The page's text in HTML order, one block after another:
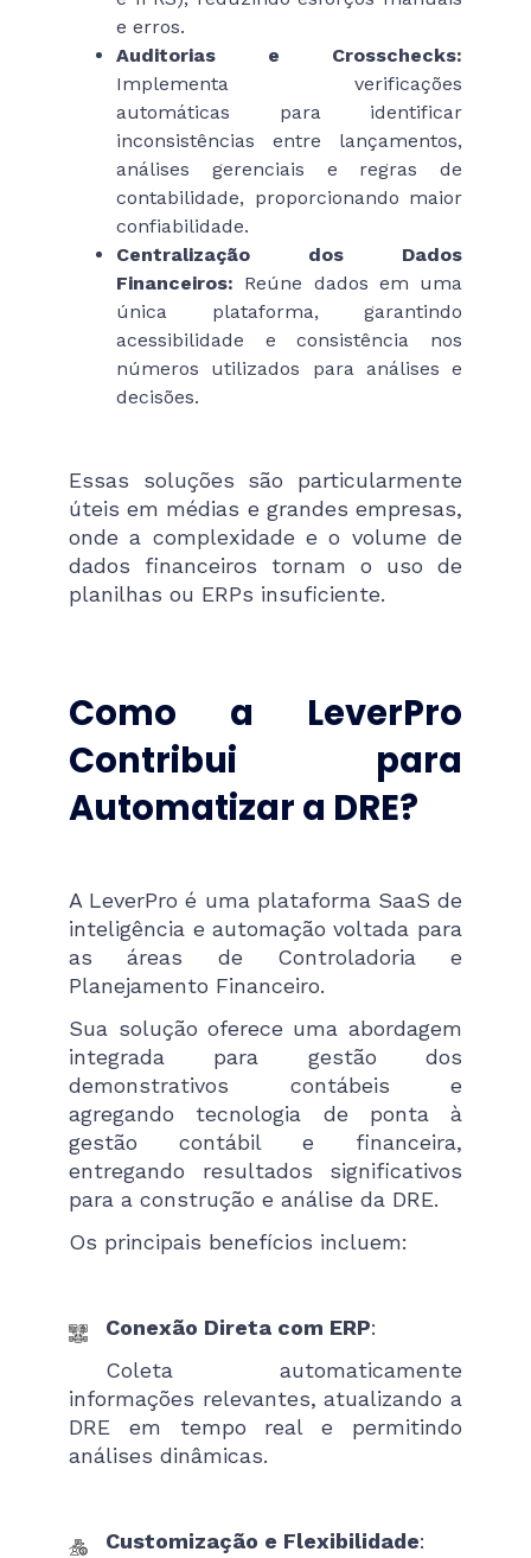
e erros.
Auditorias e Crosschecks:
Implementa verificações
automáticas para identificar
inconsistências entre lançamentos,
análises gerenciais e regras de
contabilidade, proporcionando maior
confiabilidade.
Centralização dos Dados
Financeiros: Reúne dados em uma
única plataforma, garantindo
acessibilidade e consistência nos
números utilizados para análises e
decisões.
Essas soluções são particularmente
úteis em médias e grandes empresas,
onde a complexidade e o volume de
dados financeiros tornam o uso de
planilhas ou ERPs insuficiente.
Como a LeverPro
Contribui para
Automatizar a DRE?
A LeverPro é uma plataforma SaaS de
inteligência e automação voltada para
as áreas de Controladoria e
Planejamento Financeiro.
Sua solução oferece uma abordagem
integrada para gestão dos
demonstrativos contábeis e
agregando tecnologia de ponta à
gestão contábil e financeira,
entregando resultados significativos
para a construção e análise da DRE.
Os principais benefícios incluem:
Conexão Direta com ERP:
Coleta automaticamente
informações relevantes, atualizando a
DRE em tempo real e permitindo
análises dinâmicas.
Customização e Flexibilidade: